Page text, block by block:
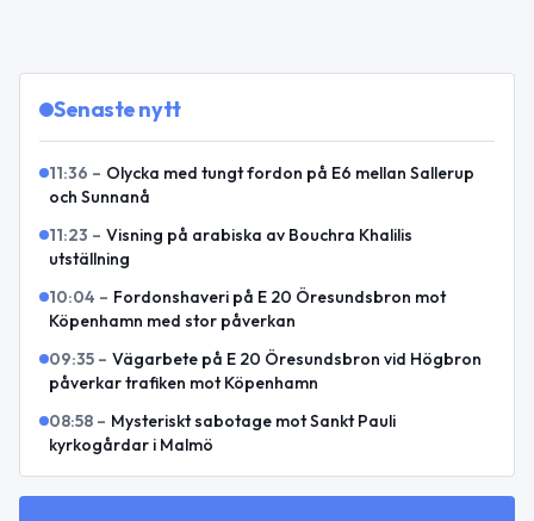
Senaste nytt
11:36 – Olycka med tungt fordon på E6 mellan Sallerup
och Sunnanå
11:23 – Visning på arabiska av Bouchra Khalilis
utställning
10:04 – Fordonshaveri på E 20 Öresundsbron mot
Köpenhamn med stor påverkan
09:35 – Vägarbete på E 20 Öresundsbron vid Högbron
påverkar trafiken mot Köpenhamn
08:58 – Mysteriskt sabotage mot Sankt Pauli
kyrkogårdar i Malmö